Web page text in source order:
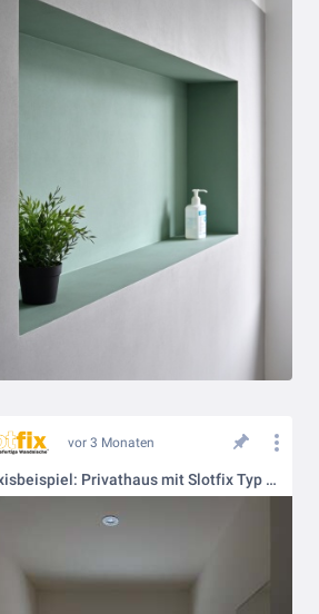
vor 3 Monaten
Praxisbeispiel: Privathaus mit Slotfix Typ 60x16x12 in der Vorsatzschale